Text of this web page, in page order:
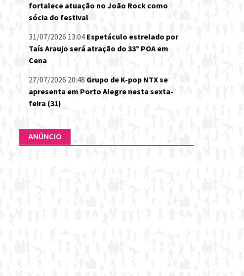
fortalece atuação no João Rock como
sócia do festival
31/07/2026 13:04 Espetáculo estrelado por
Taís Araujo será atração do 33º POA em
Cena
27/07/2026 20:48 Grupo de K-pop NTX se
apresenta em Porto Alegre nesta sexta-
feira (31)
ANÚNCIO